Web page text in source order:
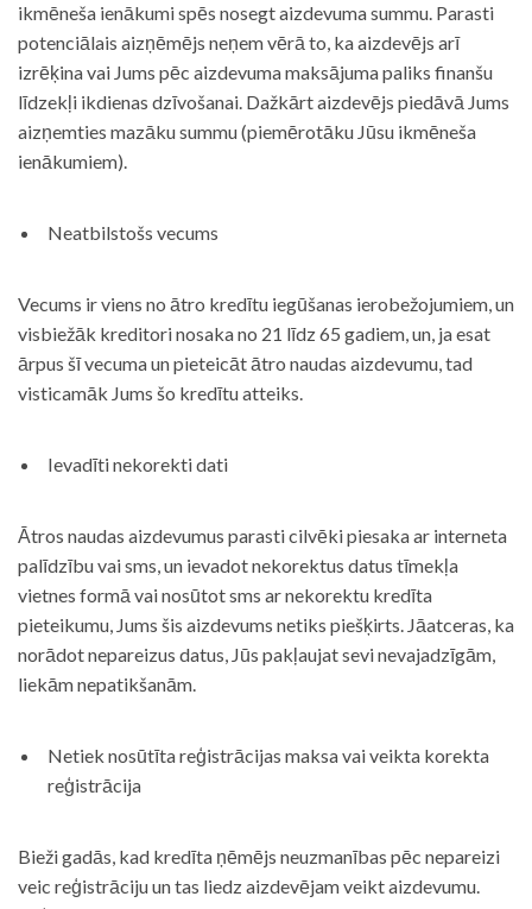
ikmēneša ienākumi spēs nosegt aizdevuma summu. Parasti
potenciālais aizņēmējs neņem vērā to, ka aizdevējs arī
izrēķina vai Jums pēc aizdevuma maksājuma paliks finanšu
līdzekļi ikdienas dzīvošanai. Dažkārt aizdevējs piedāvā Jums
aizņemties mazāku summu (piemērotāku Jūsu ikmēneša
ienākumiem).
Neatbilstošs vecums
Vecums ir viens no ātro kredītu iegūšanas ierobežojumiem, un
visbiežāk kreditori nosaka no 21 līdz 65 gadiem, un, ja esat
ārpus šī vecuma un pieteicāt ātro naudas aizdevumu, tad
visticamāk Jums šo kredītu atteiks.
Ievadīti nekorekti dati
Ātros naudas aizdevumus parasti cilvēki piesaka ar interneta
palīdzību vai sms, un ievadot nekorektus datus tīmekļa
vietnes formā vai nosūtot sms ar nekorektu kredīta
pieteikumu, Jums šis aizdevums netiks piešķirts. Jāatceras, ka
norādot nepareizus datus, Jūs pakļaujat sevi nevajadzīgām,
liekām nepatikšanām.
Netiek nosūtīta reģistrācijas maksa vai veikta korekta
reģistrācija
Bieži gadās, kad kredīta ņēmējs neuzmanības pēc nepareizi
veic reģistrāciju un tas liedz aizdevējam veikt aizdevumu.